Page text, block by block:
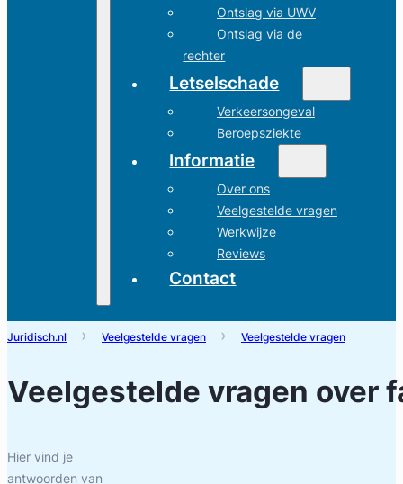
Ontslag via UWV
Ontslag via de
rechter
Letselschade
Verkeersongeval
Beroepsziekte
Informatie
Over ons
Veelgestelde vragen
Werkwijze
Reviews
Contact
Juridisch.nl Veelgestelde vragen Veelgestelde vragen
Veelgestelde vragen over
Hier vind je
antwoorden van